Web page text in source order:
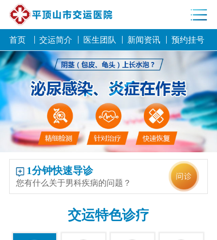
首页 交运简介 医生团队 新闻资讯 预约挂号
1分钟快速导诊
您有什么关于男科疾病的问题？
交运特色诊疗